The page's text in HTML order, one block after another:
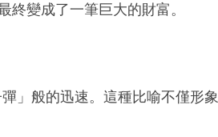
終變成了一筆巨大的財富。
」般的迅速。這種比喻不僅形